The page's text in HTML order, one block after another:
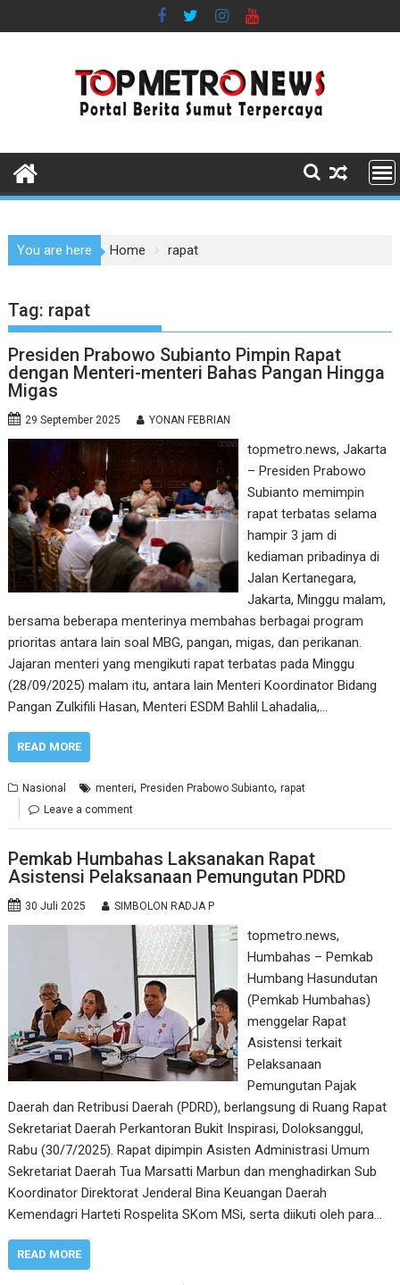
to
You are here Home rapat
Tag: rapat
Presiden Prabowo Subianto Pimpin Rapat
dengan Menteri-menteri Bahas Pangan Hingga
Migas
29 September 2025 YONAN FEBRIAN
topmetro.news, Jakarta
– Presiden Prabowo
Subianto memimpin
rapat terbatas selama
hampir 3 jam di
kediaman pribadinya di
Jalan Kertanegara,
Jakarta, Minggu malam,
bersama beberapa menterinya membahas berbagai program
prioritas antara lain soal MBG, pangan, migas, dan perikanan.
Jajaran menteri yang mengikuti rapat terbatas pada Minggu
(28/09/2025) malam itu, antara lain Menteri Koordinator Bidang
Pangan Zulkifili Hasan, Menteri ESDM Bahlil Lahadalia,…
READ MORE
Nasional menteri,Presiden Prabowo Subianto,rapat
Leave a comment
Pemkab Humbahas Laksanakan Rapat
Asistensi Pelaksanaan Pemungutan PDRD
30 Juli 2025 SIMBOLON RADJA P
topmetro.news,
Humbahas – Pemkab
Humbang Hasundutan
(Pemkab Humbahas)
menggelar Rapat
Asistensi terkait
Pelaksanaan
Pemungutan Pajak
Daerah dan Retribusi Daerah (PDRD), berlangsung di Ruang Rapat
Sekretariat Daerah Perkantoran Bukit Inspirasi, Doloksanggul,
Rabu (30/7/2025). Rapat dipimpin Asisten Administrasi Umum
Sekretariat Daerah Tua Marsatti Marbun dan menghadirkan Sub
Koordinator Direktorat Jenderal Bina Keuangan Daerah
Kemendagri Harteti Rospelita SKom MSi, serta diikuti oleh para…
READ MORE